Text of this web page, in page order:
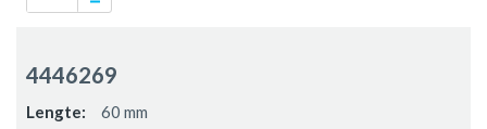
4446269
60 mm